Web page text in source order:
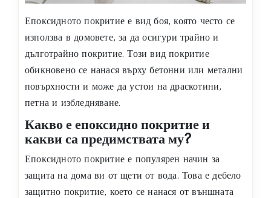
Епоксидното покритие е вид боя, която често се
използва в домовете, за да осигури трайно и
дълготрайно покритие. Този вид покритие
обикновено се нанася върху бетонни или метални
повърхности и може да устои на драскотини,
петна и избледняване.
Какво е епоксидно покритие и
какви са предимствата му?
Епоксидното покритие е популярен начин за
защита на дома ви от щети от вода. Това е дебело
защитно покритие, което се нанася от външната